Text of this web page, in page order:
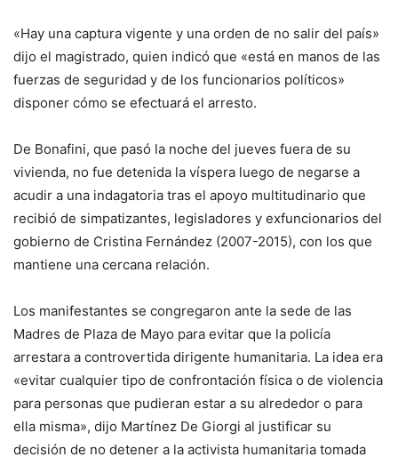
«Hay una captura vigente y una orden de no salir del país»
dijo el magistrado, quien indicó que «está en manos de las
fuerzas de seguridad y de los funcionarios políticos»
disponer cómo se efectuará el arresto.
De Bonafini, que pasó la noche del jueves fuera de su
vivienda, no fue detenida la víspera luego de negarse a
acudir a una indagatoria tras el apoyo multitudinario que
recibió de simpatizantes, legisladores y exfuncionarios del
gobierno de Cristina Fernández (2007-2015), con los que
mantiene una cercana relación.
Los manifestantes se congregaron ante la sede de las
Madres de Plaza de Mayo para evitar que la policía
arrestara a controvertida dirigente humanitaria. La idea era
«evitar cualquier tipo de confrontación física o de violencia
para personas que pudieran estar a su alrededor o para
ella misma», dijo Martínez De Giorgi al justificar su
decisión de no detener a la activista humanitaria tomada